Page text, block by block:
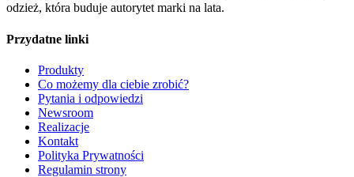
odzież, która buduje autorytet marki na lata.
Przydatne linki
Produkty
Co możemy dla ciebie zrobić?
Pytania i odpowiedzi
Newsroom
Realizacje
Kontakt
Polityka Prywatności
Regulamin strony